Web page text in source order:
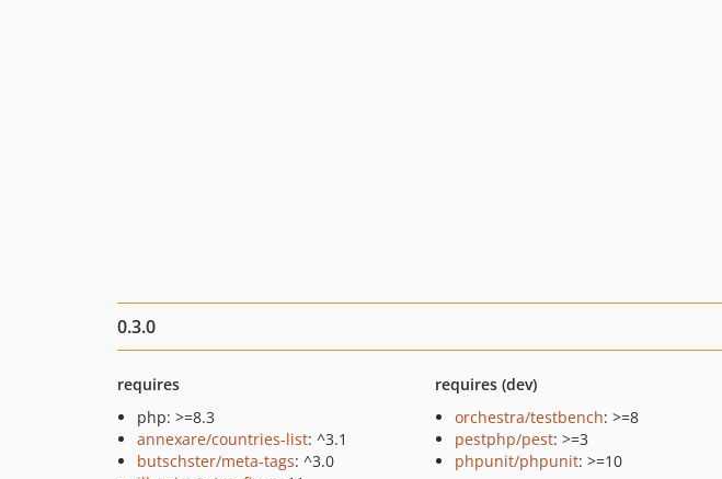
0.3.0
requires
php: >=8.3
annexare/countries-list: ^3.1
butschster/meta-tags: ^3.0
requires (dev)
orchestra/testbench: >=8
pestphp/pest: >=3
phpunit/phpunit: >=10